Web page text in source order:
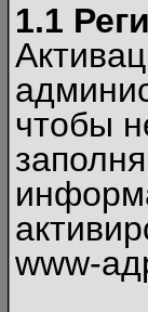
1.1
чтобы
www-